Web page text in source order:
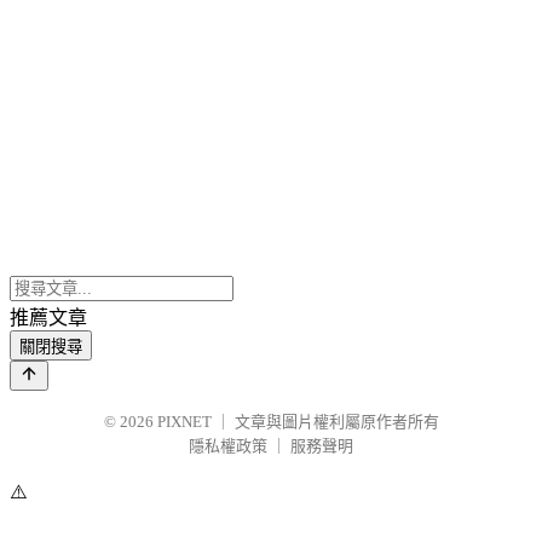
推薦文章
關閉搜尋
© 2026 PIXNET
文章與圖片權利屬原作者所有
隱私權政策
服務聲明
⚠️